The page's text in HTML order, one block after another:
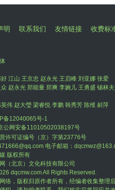
明 联系我们 友情链接 收费标
江山 王京忠 赵永光 王启峰 刘亚娜 张爱
赵永光 郑能量 郑爽 李婉儿 王勇盛 锡林
伟 赵大瑩 梁睿悦 李鹏 韩秀芳 陈维 郝萍
备12040065号-1
公网安备11010502038197号
许可证编号（京）字第23776号
电子邮箱：
版权所有
（北京）文化科技有限公司
dqcmw.com All Rights Reserved.
络，版权归原作者所有，经编者收集整理